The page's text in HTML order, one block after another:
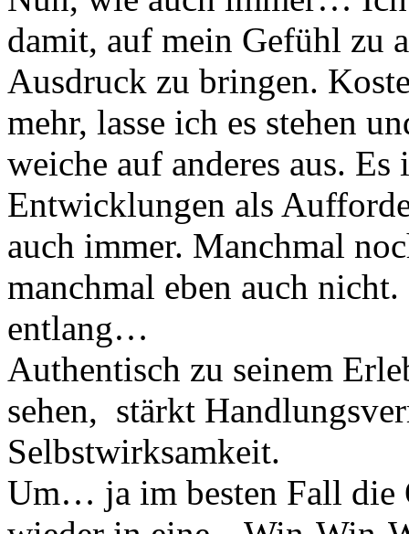
damit, auf mein Gefühl zu
Ausdruck zu bringen.
mehr, lasse ich es stehen
weiche auf anderes aus.
Entwicklungen als
auch immer. Manchmal
manchmal eben auch
entlang…
Authentisch zu seinem
sehen, stärkt
Selbstwirksamkeit.
Um… ja im besten Fall die